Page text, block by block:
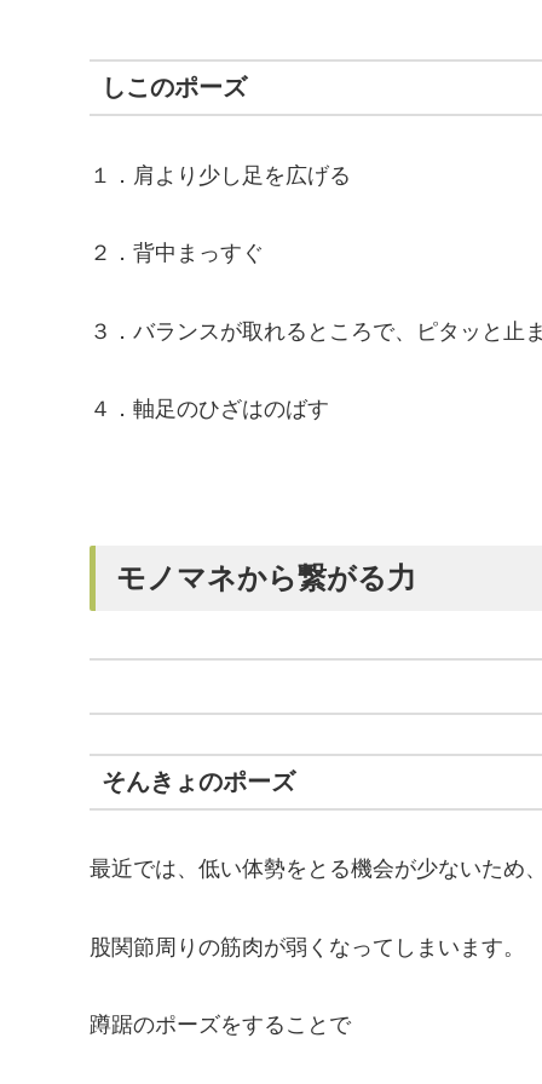
しこのポーズ
１．肩より少し足を広げる
２．背中まっすぐ
３．バランスが取れるところで、ピタッと止
４．軸足のひざはのばす
モノマネから繋がる力
そんきょのポーズ
最近では、低い体勢をとる機会が少ないため
股関節周りの筋肉が弱くなってしまいます。
蹲踞のポーズをすることで